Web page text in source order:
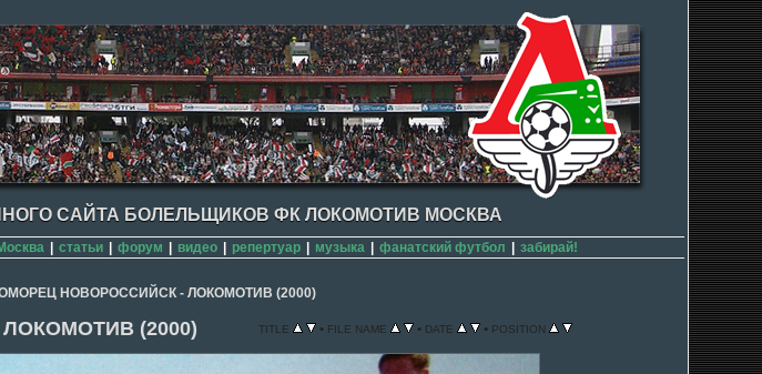
САЙТА БОЛЕЛЬЩИКОВ ФК ЛОКОМОТИВ МОСКВА
статьи форум видео репертуар музыка фанатский футбол забирай!
НОВОРОССИЙСК - ЛОКОМОТИВ (2000)
(2000) TITLE • FILE NAME • DATE • POSITION